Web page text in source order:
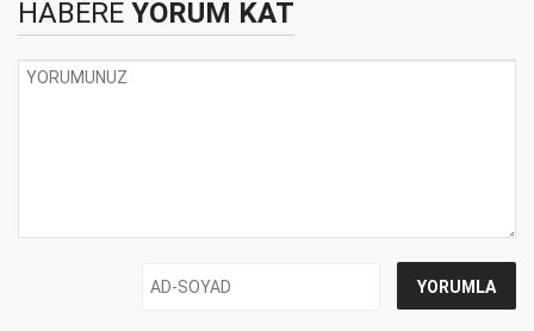
HABERE YORUM KAT